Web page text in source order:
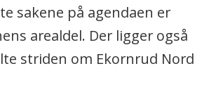
sakene på agendaen er
arealdel. Der ligger også
striden om Ekornrud Nord